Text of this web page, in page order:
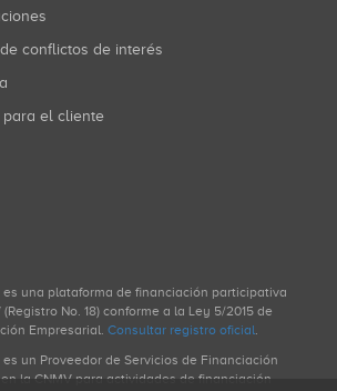
conflictos de interés
para el cliente
es una plataforma de financiación participativa
No. 18) conforme a la Ley 5/2015 de
Empresarial. Consultar registro oficial.
es un Proveedor de Servicios de Financiación
la CNMV para actividades de financiación